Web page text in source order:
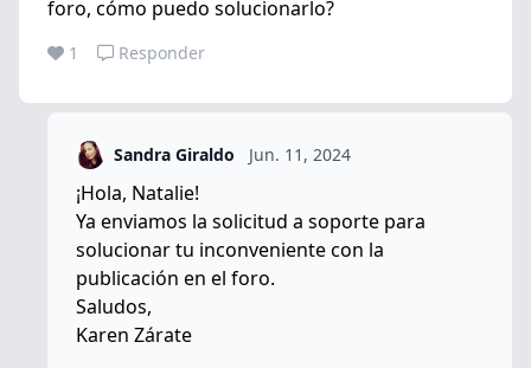
foro, cómo puedo solucionarlo?
1 Responder
Sandra Giraldo Jun. 11, 2024
¡Hola, Natalie!
Ya enviamos la solicitud a soporte para
solucionar tu inconveniente con la
publicación en el foro.
Saludos,
Karen Zárate